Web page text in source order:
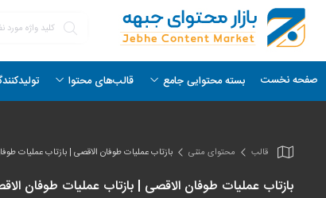
صفحه نخست بسته محتوایی جامع قالب‌های محتوا
قالب محتوای متنی بازتاب عملیات طوفان الاقصی | بازتاب عملیات
بازتاب عملیات طوفان الاقصی | بازتاب عملیات طوفان